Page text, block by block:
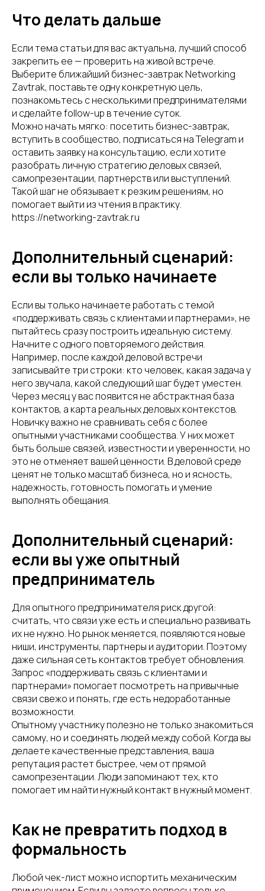
Что делать дальше
Если тема статьи для вас актуальна, лучший способ
закрепить ее — проверить на живой встрече.
Выберите ближайший бизнес-завтрак Networking
Zavtrak, поставьте одну конкретную цель,
познакомьтесь с несколькими предпринимателями
и сделайте follow-up в течение суток.
Можно начать мягко: посетить бизнес-завтрак,
вступить в сообщество, подписаться на Telegram и
оставить заявку на консультацию, если хотите
разобрать личную стратегию деловых связей,
самопрезентации, партнерств или выступлений.
Такой шаг не обязывает к резким решениям, но
помогает выйти из чтения в практику.
https://networking-zavtrak.ru
Дополнительный сценарий:
если вы только начинаете
Если вы только начинаете работать с темой
«поддерживать связь с клиентами и партнерами», не
пытайтесь сразу построить идеальную систему.
Начните с одного повторяемого действия.
Например, после каждой деловой встречи
записывайте три строки: кто человек, какая задача у
него звучала, какой следующий шаг будет уместен.
Через месяц у вас появится не абстрактная база
контактов, а карта реальных деловых контекстов.
Новичку важно не сравнивать себя с более
опытными участниками сообщества. У них может
быть больше связей, известности и уверенности, но
это не отменяет вашей ценности. В деловой среде
ценят не только масштаб бизнеса, но и ясность,
надежность, готовность помогать и умение
выполнять обещания.
Дополнительный сценарий:
если вы уже опытный
предприниматель
Для опытного предпринимателя риск другой:
считать, что связи уже есть и специально развивать
их не нужно. Но рынок меняется, появляются новые
ниши, инструменты, партнеры и аудитории. Поэтому
даже сильная сеть контактов требует обновления.
Запрос «поддерживать связь с клиентами и
партнерами» помогает посмотреть на привычные
связи свежо и понять, где есть недоработанные
возможности.
Опытному участнику полезно не только знакомиться
самому, но и соединять людей между собой. Когда вы
делаете качественные представления, ваша
репутация растет быстрее, чем от прямой
самопрезентации. Люди запоминают тех, кто
помогает им найти нужный контакт в нужный момент.
Как не превратить подход в
формальность
Любой чек-лист можно испортить механическим